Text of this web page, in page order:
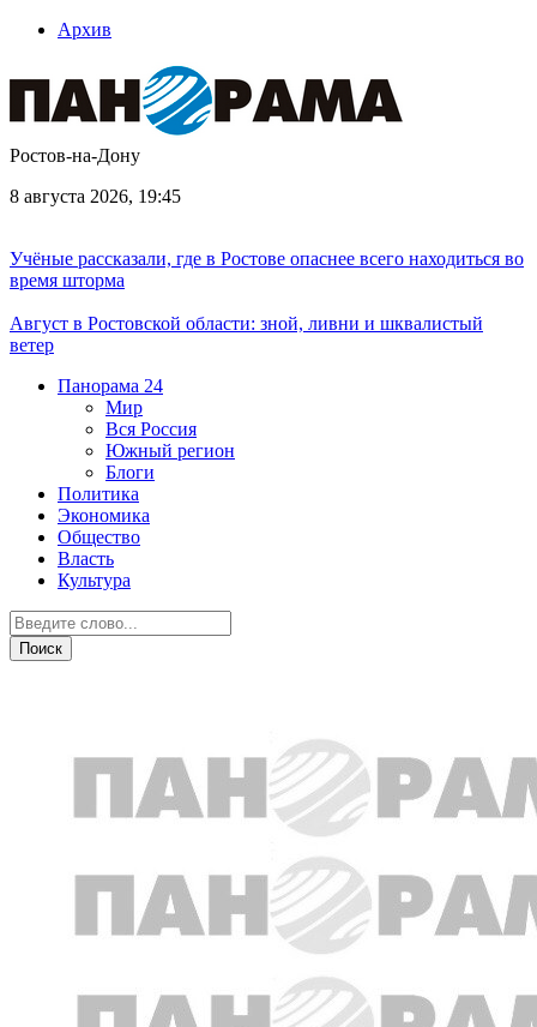
Архив
Ростов-на-Дону
8 августа 2026, 19:45
Учёные рассказали, где в Ростове опаснее всего находиться во
время шторма
Август в Ростовской области: зной, ливни и шквалистый
ветер
Панорама 24
Мир
Вся Россия
Южный регион
Блоги
Политика
Экономика
Общество
Власть
Культура